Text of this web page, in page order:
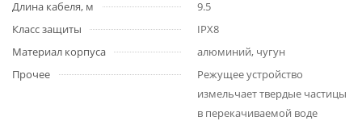
Длина кабеля, м
9.5
Класс защиты
IPX8
Материал корпуса
алюминий, чугун
Прочее
Режущее устройство
измельчает твердые частицы
в перекачиваемой воде